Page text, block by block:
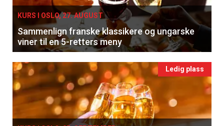
KURS I OSLO, 27. AUGUST
Sammenlign franske klassikere og ungarske
viner til en 5-retters meny
Ledig plass